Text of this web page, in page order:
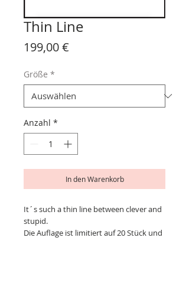
Thin Line
199,00 €
Größe *
Anzahl *
In den Warenkorb
It´s such a thin line between clever and
stupid.
Die Auflage ist limitiert auf 20 Stück und